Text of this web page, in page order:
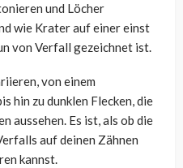
und Löcher
wie Krater auf einer einst
von Verfall gezeichnet ist.
von einem
hin zu dunklen Flecken, die
aussehen. Es ist, als ob die
auf deinen Zähnen
kannst.